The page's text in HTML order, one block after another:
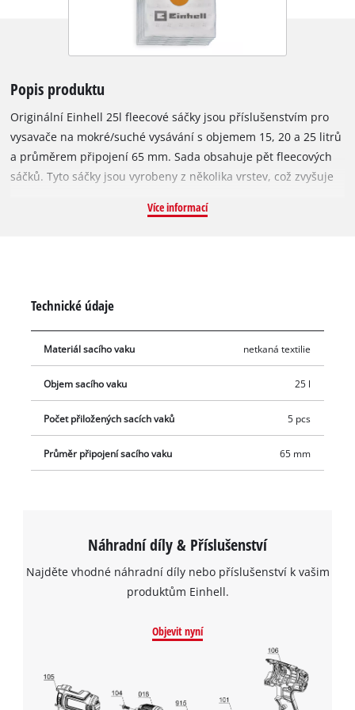
Popis produktu
Originální Einhell 25l fleecové sáčky jsou příslušenstvím pro
vysavače na mokré/suché vysávání s objemem 15, 20 a 25 litrů
a průměrem připojení 65 mm. Sada obsahuje pět fleecových
sáčků. Tyto sáčky jsou vyrobeny z několika vrstev, což zvyšuje
obzvlášť vhodné pro alergiky. Materiál je vodoodpudivý a
hubice se připojuje k otvoru sáčku (Ø 65 mm).
Více informací
Technické údaje
Materiál sacího vaku netkaná textilie
Objem sacího vaku 25 l
Počet přiložených sacích vaků 5 pcs
Průměr připojení sacího vaku 65 mm
Náhradní díly & Příslušenství
Najděte vhodné náhradní díly nebo příslušenství k vašim
produktům Einhell.
Objevit nyní